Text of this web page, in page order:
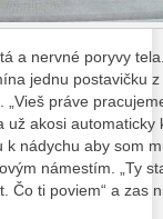
a nervné poryvy
jednu postavičku
práve
akosi automaticky
nádychu aby som
námestím. „Ty
Čo ti poviem“ a zas